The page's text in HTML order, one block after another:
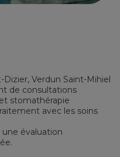
Verdun Saint-Mihiel
de consultations
stomathérapie
avec les soins
évaluation